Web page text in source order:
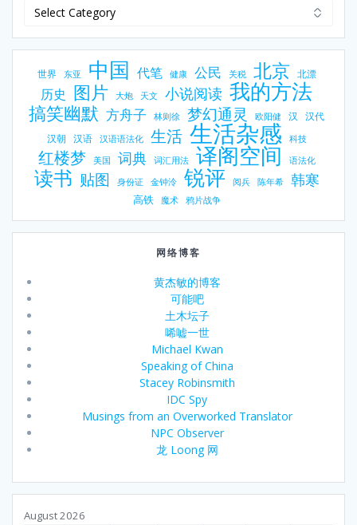
世界 东亚 中国 代笔 健康 公民 关税 北京 北漂
历史 图片 大炮 天文 小说阅读 我的方法
搞笑幽默 方舟子 林则徐 梦幻通灵 欧阳健 汉 汉代
汉朝 汉语 汉语语法化 生活 生活杂感 科技
红楼梦 美国 词典 词汇用法 译阁空间 语法化
读书 贴图 身份证 金钟泠 锐评 阅兵 陈年希 韩寒
高铁 魔术 鸦片战争
网络博客
黄杰敏的博客
可能吧
土木坛子
唏嘘一世
Michael Kwan
Speaking of China
Stacey Robinsmith
IDC Spy
Musings from an Overworked Translator
NPC Observer
龙 Loong 网
August 2026